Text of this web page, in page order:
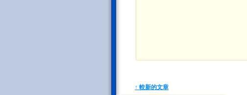
↑ 較新的文章